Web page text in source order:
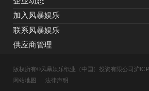
加入风暴娱乐
联系风暴娱乐
供应商管理
版权所有©风暴娱乐纸业（中国）投资有限公司沪
网站地图
法律声明